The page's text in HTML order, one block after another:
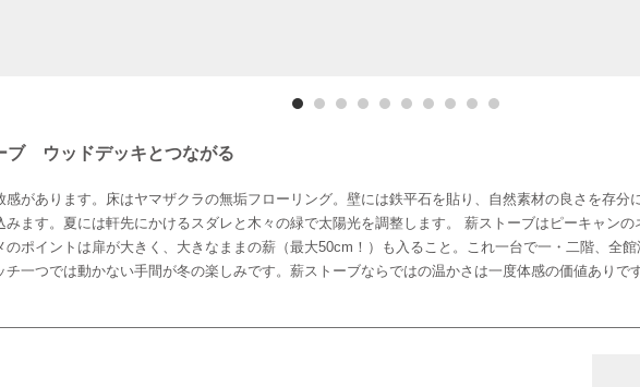
ブ ウッドデッキとつながる
感があります。床はヤマザクラの無垢フローリング。壁には鉄平石を貼り、自然素材の良さを存分
みます。夏には軒先にかけるスダレと木々の緑で太陽光を調整します。 薪ストーブはピーキャン
のポイントは扉が大きく、大きなままの薪（最大50cm！）も入ること。これ一台で一・二階、全
チ一つでは動かない手間が冬の楽しみです。薪ストーブならではの温かさは一度体感の価値ありで